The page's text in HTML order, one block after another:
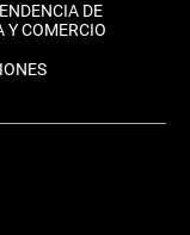
DE
Y COMERCIO